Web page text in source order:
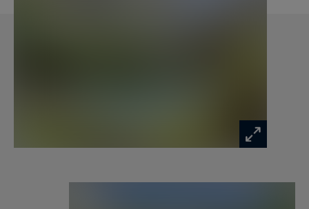
Les anciennes écuries, situées face à la bâtisse